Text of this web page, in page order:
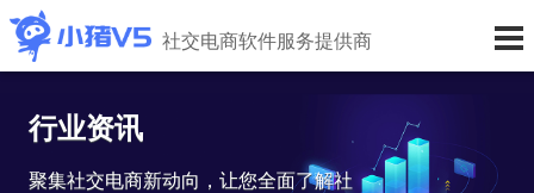
社交电商软件服务提供商
行业资讯
聚集社交电商新动向，让您全面了解社